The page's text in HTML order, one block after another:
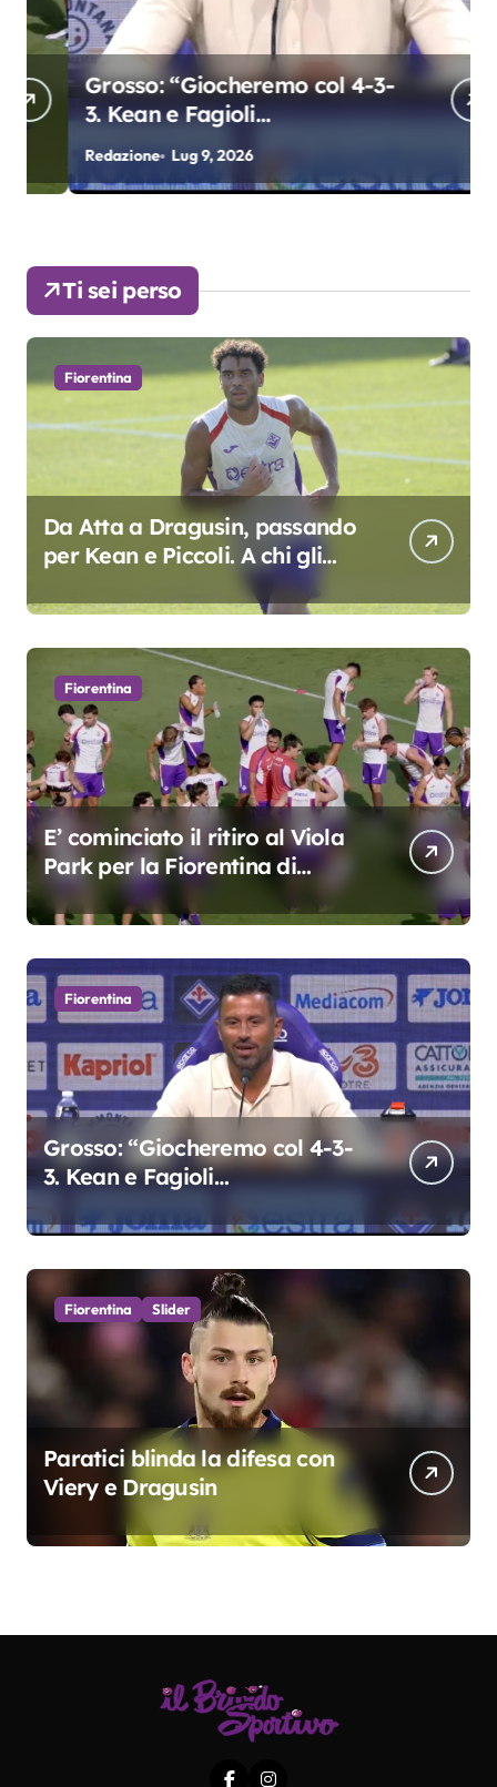
Grosso: “Giocheremo col 4-3-
3. Kean e Fagioli
fondamentali. Atta grande
colpo”
Redazione Lug 9, 2026
Ti sei perso
Fiorentina
Da Atta a Dragusin, passando
per Kean e Piccoli. A chi gli
oscar del precampionato?
Fiorentina
E’ cominciato il ritiro al Viola
Park per la Fiorentina di
Grosso
Fiorentina
Grosso: “Giocheremo col 4-3-
3. Kean e Fagioli
colpo”
Fiorentina Slider
Paratici blinda la difesa con
Viery e Dragusin